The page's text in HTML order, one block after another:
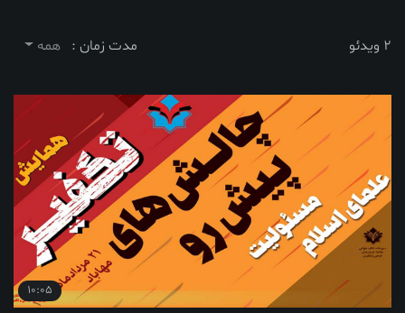
2 ویدئو مدت زمان : همه
10:05